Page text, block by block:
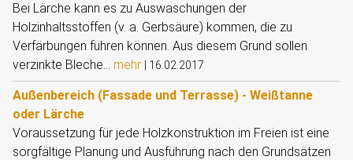
Bei Lärche kann es zu Auswaschungen der
Holzinhaltsstoffen (v. a. Gerbsäure) kommen, die zu
Verfärbungen führen können. Aus diesem Grund sollen
verzinkte Bleche... mehr 16.02.2017
Außenbereich (Fassade und Terrasse) - Weißtanne
oder Lärche
Voraussetzung für jede Holzkonstruktion im Freien ist eine
sorgfältige Planung und Ausführung nach den Grundsätzen